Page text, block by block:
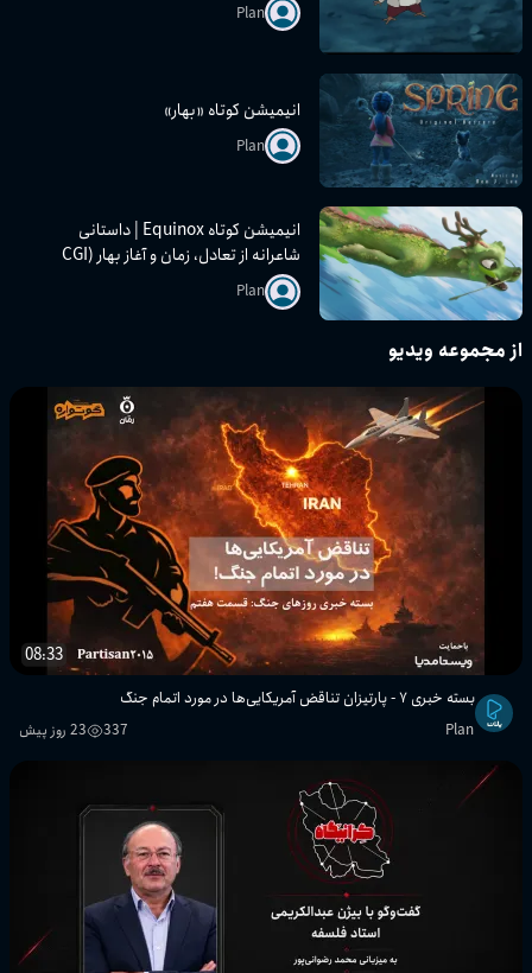
Plan
انیمیشن کوتاه «بهار»
Plan
انیمیشن کوتاه Equinox | داستانی
شاعرانه از تعادل، زمان و آغاز بهار (CGI
سه‌بعدی)
Plan
از مجموعه ویدیو
08:33
بسته خبری ۷ - پارتیزان تناقض آمریکایی‌ها در مورد اتمام جنگ
Plan
337 23 روز پیش